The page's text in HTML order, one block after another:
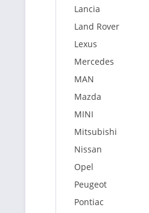
Lancia
Land Rover
Lexus
Mercedes
MAN
Mazda
MINI
Mitsubishi
Nissan
Opel
Peugeot
Pontiac